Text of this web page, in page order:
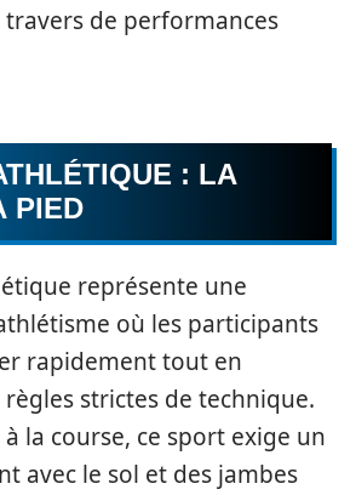
de performances
: LA
PIED
représente une
où les participants
rapidement tout en
strictes de technique.
la course, ce sport exige un
avec le sol et des jambes